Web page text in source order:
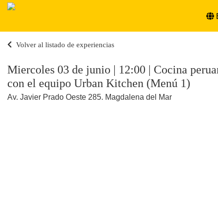
Volver al listado de experiencias
Miercoles 03 de junio | 12:00 | Cocina
con el equipo Urban Kitchen (Menú 1)
Av. Javier Prado Oeste 285. Magdalena del Mar